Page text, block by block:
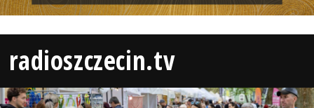
radioszczecin.tv